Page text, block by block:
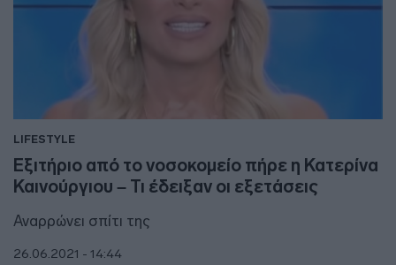
LIFESTYLE
Εξιτήριο από το νοσοκομείο πήρε η Κατερίνα
Καινούργιου – Τι έδειξαν οι εξετάσεις
Αναρρώνει σπίτι της
26.06.2021 - 14:44